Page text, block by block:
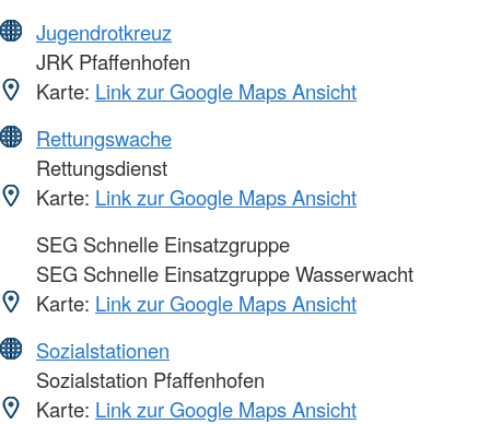
Jugendrotkreuz
JRK Pfaffenhofen
Karte: Link zur Google Maps Ansicht
Rettungswache
Rettungsdienst
Karte: Link zur Google Maps Ansicht
SEG Schnelle Einsatzgruppe
SEG Schnelle Einsatzgruppe Wasserwacht
Karte: Link zur Google Maps Ansicht
Sozialstationen
Sozialstation Pfaffenhofen
Karte: Link zur Google Maps Ansicht